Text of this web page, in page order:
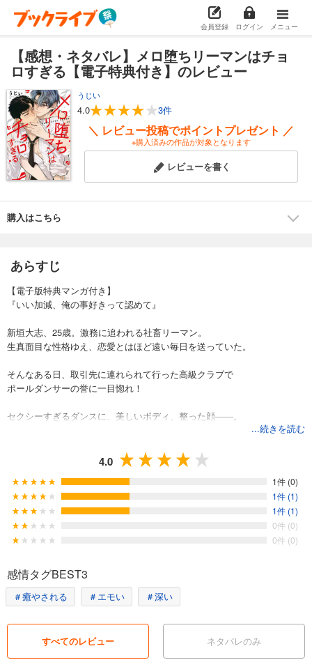
会員登録 ログイン メニュー
【感想・ネタバレ】メロ堕ちリーマンはチョ
ロすぎる【電子特典付き】のレビュー
うじい
4.0 3件
＼ レビュー投稿でポイントプレゼント ／
※購入済みの作品が対象となります
レビューを書く
購入はこちら
あらすじ
【電子版特典マンガ付き】
『いい加減、俺の事好きって認めて』
新垣大志、25歳。激務に追われる社畜リーマン。
生真面目な性格ゆえ、恋愛とはほど遠い毎日を送っていた。
そんなある日、取引先に連れられて行った高級クラブで
ポールダンサーの誉に一目惚れ！
セクシーすぎるダンスに、美しいボディ、整った顔――。
いつものように店に通っていたら、いつの間にか
推しであるはずの誉に、前も後ろも気持ちよくさせられていて…！？
色気ダダ漏れ執着系ドえろダンサー×生真面目ハメられリーマンBL！
電子版特典として、紙書籍の応援書店特典マンガ「ぷよぷよ」1P収録☆
■収録内容
・「メロ堕ちリーマンはチョロすぎる」第1話～第5話…電子書籍で配信
中の作品を加筆修正
・「メロ堕ちリーマンはチョロすぎる 描きおろし」23P…描きおろし
・電子版特典…描きおろしマンガ「ぷよぷよ」1P（紙書籍の応援書店特
典と同内容）
...続きを読む
4.0
1件 (0)
1件 (1)
1件 (1)
0件 (0)
0件 (0)
感情タグBEST3
＃癒やされる ＃エモい ＃深い
すべてのレビュー ネタバレのみ